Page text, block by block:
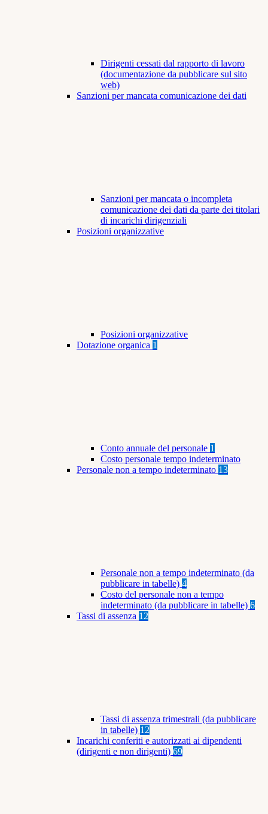
Dirigenti cessati dal rapporto di lavoro
(documentazione da pubblicare sul sito
web)
Sanzioni per mancata comunicazione dei dati
Sanzioni per mancata o incompleta
comunicazione dei dati da parte dei titolari
di incarichi dirigenziali
Posizioni organizzative
Posizioni organizzative
Dotazione organica 1
Conto annuale del personale 1
Costo personale tempo indeterminato
Personale non a tempo indeterminato 13
Personale non a tempo indeterminato (da
pubblicare in tabelle) 4
Costo del personale non a tempo
indeterminato (da pubblicare in tabelle) 6
Tassi di assenza 12
Tassi di assenza trimestrali (da pubblicare
in tabelle) 12
Incarichi conferiti e autorizzati ai dipendenti
(dirigenti e non dirigenti) 69